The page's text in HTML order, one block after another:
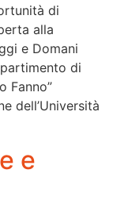
di
alla
e Domani
di
Fanno”
dell’Università
e